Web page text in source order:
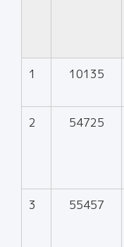
1 10135
2 54725
3 55457